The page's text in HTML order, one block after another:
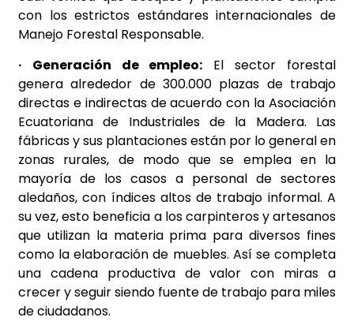
con los estrictos estándares internacionales de
Manejo Forestal Responsable.
· Generación de empleo: El sector forestal
genera alrededor de 300.000 plazas de trabajo
directas e indirectas de acuerdo con la Asociación
Ecuatoriana de Industriales de la Madera. Las
fábricas y sus plantaciones están por lo general en
zonas rurales, de modo que se emplea en la
mayoría de los casos a personal de sectores
aledaños, con índices altos de trabajo informal. A
su vez, esto beneficia a los carpinteros y artesanos
que utilizan la materia prima para diversos fines
como la elaboración de muebles. Así se completa
una cadena productiva de valor con miras a
crecer y seguir siendo fuente de trabajo para miles
de ciudadanos.